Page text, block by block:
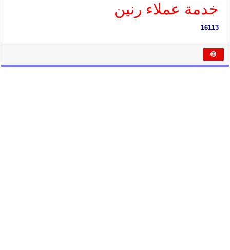
خدمة عملاء رنين
16113